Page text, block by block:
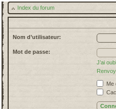
Index du forum
Nom d’utilisateur:
Mot de passe:
J’ai
Me